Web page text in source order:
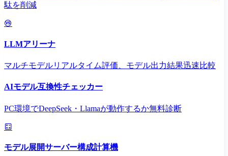
駄を削減
LLMアリーナ
マルチモデルリアルタイム評価、モデル出力結果迅速比較
AIモデル互換性チェッカー
PC環境でDeepSeek・Llamaが動作するか無料診断
モデル展開サーバー構成計算機